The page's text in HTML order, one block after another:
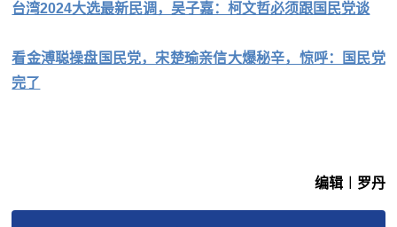
台湾2024大选最新民调，吴子嘉：柯文哲必须跟国民党谈
看金溥聪操盘国民党，宋楚瑜亲信大爆秘辛，惊呼：国民党
完了
编辑︱罗丹